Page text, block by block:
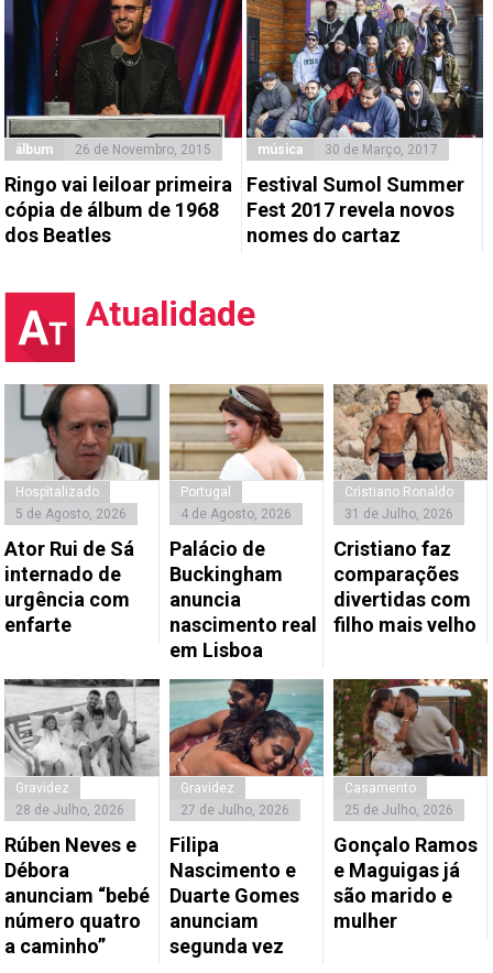
álbum 26 de Novembro, 2015
Ringo vai leiloar primeira
cópia de álbum de 1968
dos Beatles
música 30 de Março, 2017
Festival Sumol Summer
Fest 2017 revela novos
nomes do cartaz
Atualidade
Hospitalizado
5 de Agosto, 2026
Ator Rui de Sá
internado de
urgência com
enfarte
Portugal
4 de Agosto, 2026
Palácio de
Buckingham
anuncia
nascimento real
em Lisboa
Cristiano Ronaldo
31 de Julho, 2026
Cristiano faz
comparações
divertidas com
filho mais velho
Gravidez
28 de Julho, 2026
Rúben Neves e
Débora
anunciam “bebé
número quatro
a caminho”
Gravidez
27 de Julho, 2026
Filipa
Nascimento e
Duarte Gomes
anunciam
segunda vez
Casamento
25 de Julho, 2026
Gonçalo Ramos
e Maguigas já
são marido e
mulher